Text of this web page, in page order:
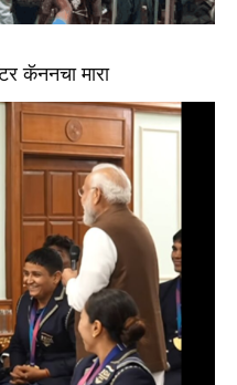
कॅननचा मारा